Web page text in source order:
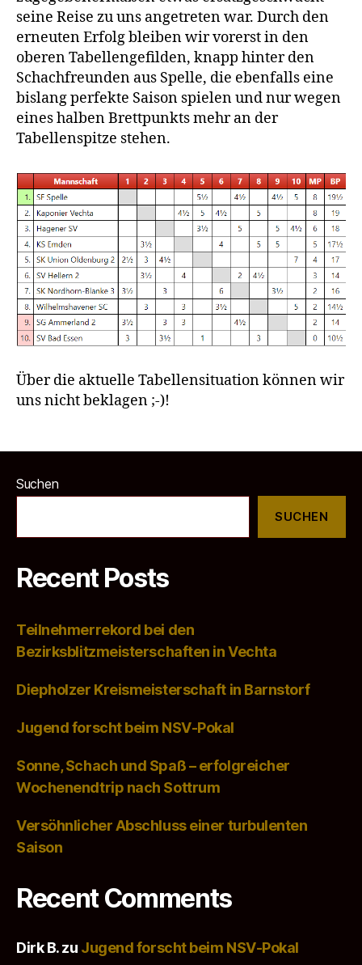
seine Reise zu uns angetreten war. Durch den
erneuten Erfolg bleiben wir vorerst in den
oberen Tabellengefilden, knapp hinter den
Schachfreunden aus Spelle, die ebenfalls eine
bislang perfekte Saison spielen und nur wegen
eines halben Brettpunkts mehr an der
Tabellenspitze stehen.
Über die aktuelle Tabellensituation können wir
uns nicht beklagen ;-)!
Suchen
SUCHEN
Recent Posts
Teilnehmerrekord bei den
Bezirksblitzmeisterschaften in Vechta
Diepholzer Kreismeisterschaft in Barnstorf
Jugend forscht beim NSV-Pokal
Sonne, Schach und Spaß – erfolgreicher
Wochenendtrip nach Sottrum
Versöhnlicher Abschluss einer turbulenten
Saison
Recent Comments
Dirk B.zu Jugend forscht beim NSV-Pokal